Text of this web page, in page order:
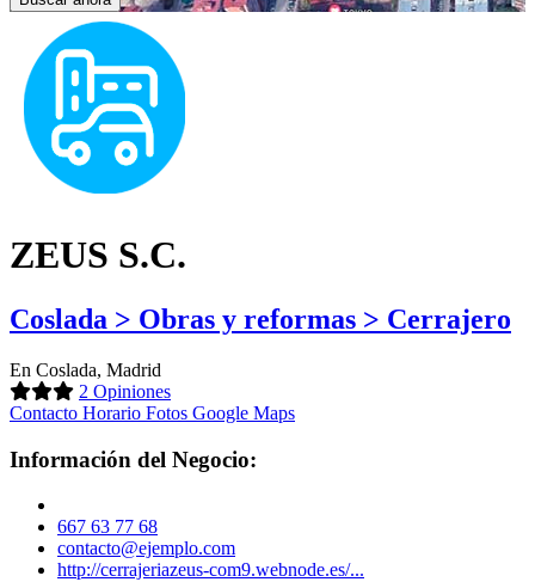
ZEUS S.C.
Coslada > Obras y reformas > Cerrajero
En Coslada, Madrid
2 Opiniones
Contacto Horario Fotos Google Maps
Información del Negocio:
667 63 77 68
contacto@ejemplo.com
http://cerrajeriazeus-com9.webnode.es/...